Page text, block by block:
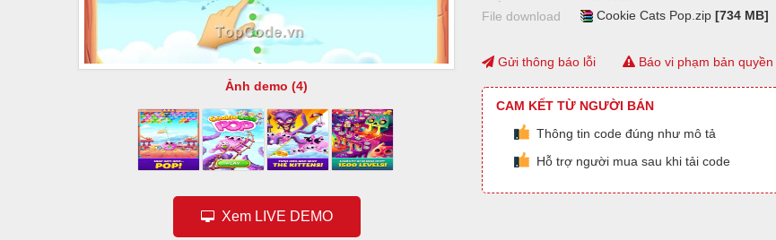
Ảnh demo (4)
Xem LIVE DEMO
File download
Cookie Cats Pop.zip [734 MB]
Gửi thông báo lỗi Báo vi phạm bản quyền
CAM KẾT TỪ NGƯỜI BÁN
Thông tin code đúng như mô tả
Hỗ trợ người mua sau khi tải code